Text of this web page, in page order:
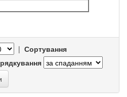
| Сортування